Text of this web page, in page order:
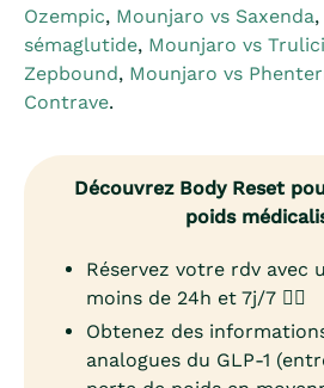
Ozempic, Mounjaro vs Saxenda,
sémaglutide, Mounjaro vs
Zepbound, Mounjaro vs
Contrave.
Découvrez Body Reset
poids
Réservez votre rdv avec
moins de 24h et 7j/7 👨‍⚕️
Obtenez des
analogues du GLP-1